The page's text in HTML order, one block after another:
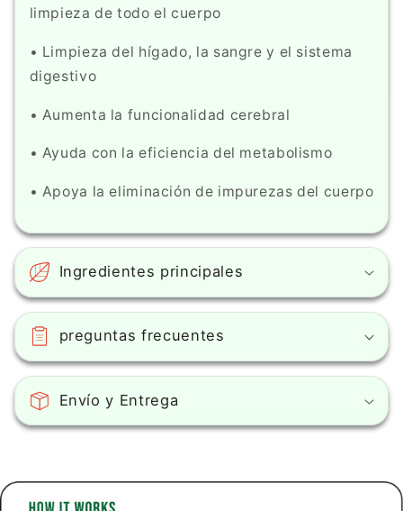
limpieza de todo el cuerpo
• Limpieza del hígado, la sangre y el sistema
digestivo
• Aumenta la funcionalidad cerebral
• Ayuda con la eficiencia del metabolismo
• Apoya la eliminación de impurezas del cuerpo
Ingredientes principales
preguntas frecuentes
Envío y Entrega